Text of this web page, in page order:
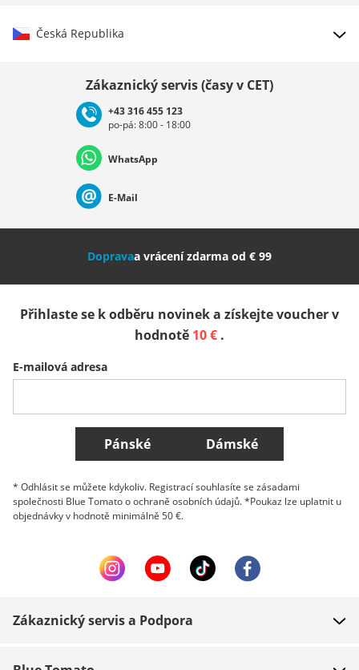
Česká Republika
Deutschland Österreich
Nederland Italia (Italiano) Italien (Deutsch)
Slovenija
Belgique (Français) Danmark Norge
Všechny země
Zákaznický servis (časy v CET)
+43 316 455 123
po-pá: 8:00 - 18:00
WhatsApp
E-Mail
Dopravaa vrácení zdarma od € 99
Přihlaste se k odběru novinek a získejte voucher v
hodnotě 10 € .
E-mailová adresa
Pánské Dámské
* Odhlásit se můžete kdykoliv. Registrací souhlasíte se zásadami
společnosti Blue Tomato o ochraně osobních údajů. *Poukaz lze uplatnit u
objednávky v hodnotě minimálně 50 €.
Zákaznický servis a Podpora